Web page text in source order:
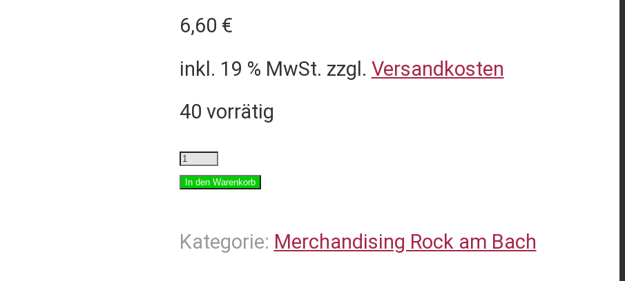
6,60 €
inkl. 19 % MwSt. zzgl. Versandkosten
40 vorrätig
Festival-
FFP2
In den Warenkorb
Kategorie: Merchandising Rock am Bach